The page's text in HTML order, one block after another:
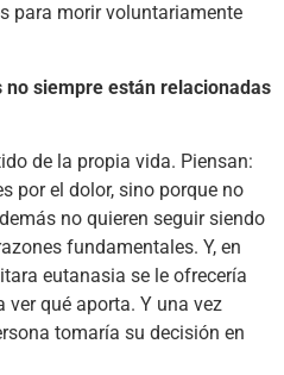
para morir voluntariamente
no siempre están relacionadas
de la propia vida. Piensan:
por el dolor, sino porque no
no quieren seguir siendo
fundamentales. Y, en
eutanasia se le ofrecería
qué aporta. Y una vez
tomaría su decisión en